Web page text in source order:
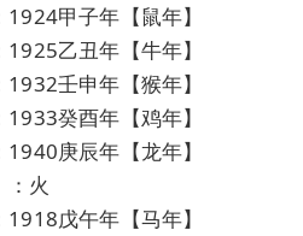
甲子年【鼠年】
乙丑年【牛年】
壬申年【猴年】
癸酉年【鸡年】
庚辰年【龙年】
：火
戊午年【马年】